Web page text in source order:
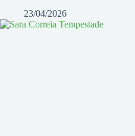
23/04/2026